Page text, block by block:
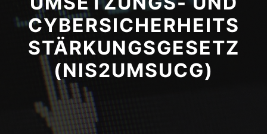
CYBERSICHERHEITS
STÄRKUNGSGESETZ
(NIS2UMSUCG)